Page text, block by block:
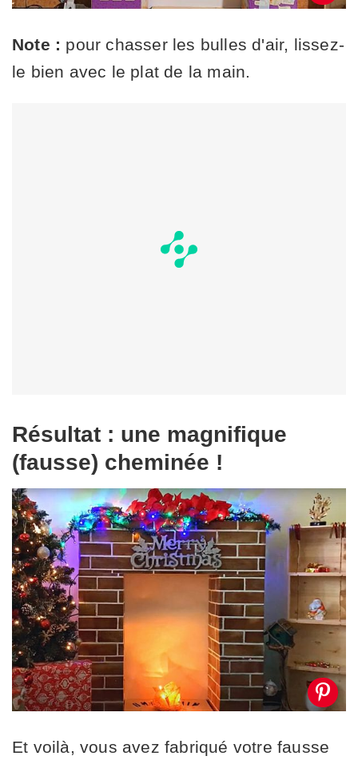
Note : pour chasser les bulles d'air, lissez-
le bien avec le plat de la main.
Résultat : une magnifique
(fausse) cheminée !
Et voilà, vous avez fabriqué votre fausse